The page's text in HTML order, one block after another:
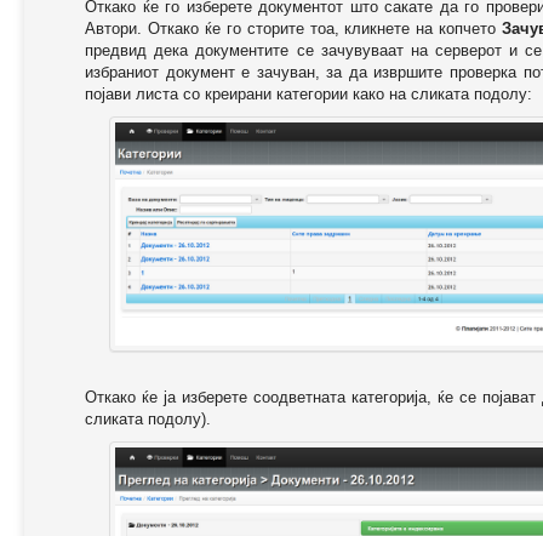
Откако ќе го изберете документот што сакате да го
Автори. Откако ќе го сторите тоа, кликнете на копчето
предвид дека документите се зачувуваат на серверот и
избраниот документ е зачуван, за да извршите проверка
појави листа со креирани категории како на сликата подолу:
Откако ќе ја изберете соодветната категорија, ќе се
сликата подолу).